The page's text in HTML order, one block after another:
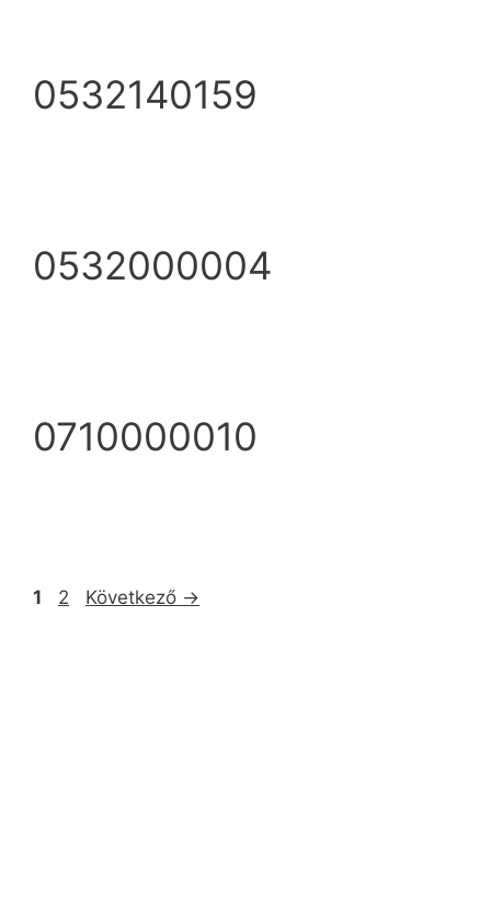
0532140159
0532000004
0710000010
1 2 Következő →